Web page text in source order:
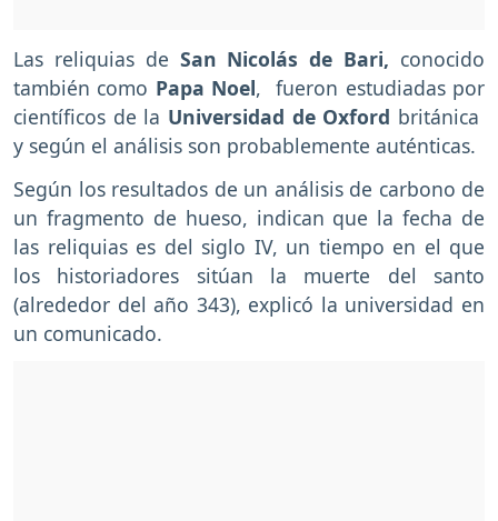
Las reliquias de San Nicolás de Bari, conocido
también como Papa Noel, fueron estudiadas por
científicos de la Universidad de Oxford británica
y según el análisis son probablemente auténticas.
Según los resultados de un análisis de carbono de
un fragmento de hueso, indican que la fecha de
las reliquias es del siglo IV, un tiempo en el que
los historiadores sitúan la muerte del santo
(alrededor del año 343), explicó la universidad en
un comunicado.